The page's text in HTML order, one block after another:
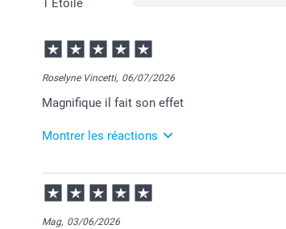
1 Étoile
Roselyne Vincetti, 06/07/2026
Magnifique il fait son effet
Montrer les réactions
07/07/2026
12:05
Bonjour Roselyne,
Mag, 03/06/2026